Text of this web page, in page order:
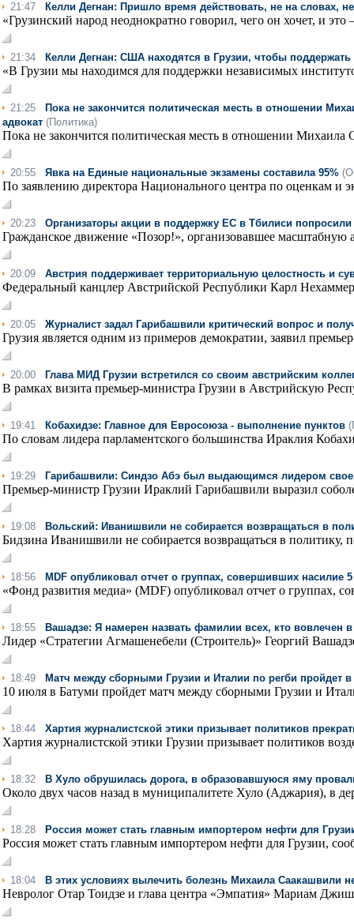
21:47 Келли Дегнан: Пришло время действовать, не на словах,
«Грузинский народ неоднократно говорил, чего он хочет, и
21:34 Келли Дегнан: США находятся в Грузии, чтобы
«В Грузии мы находимся для поддержки независимых
21:25
Пока не закончится политическая месть в отношении
адвокат (Политика)
Пока не закончится политическая месть в отношении Михаила
20:55 Явка на Единые национальные экзамены составила 95%
По заявлению директора Национального центра по оценкам и
20:23 Организаторы акции в поддержку ЕС в Тбилиси
Гражданское движение «Позор!», организовавшее
20:09 Австрия поддерживает территориальную целостность и
Федеральный канцлер Австрийской Республики Карл
20:05 Журналист задал Гарибашвили критический вопрос и
Грузия является одним из примеров демократии, заявил
20:00 Глава МИД Грузии встретился со своим австрийским
В рамках визита премьер-министра Грузии в Австрийскую
19:41 Кобахидзе: Главное для Евросоюза - выполнение пунктов
По словам лидера парламентского большинства Ираклия
19:29 Гарибашвили: Синдзо Абэ был выдающимся лидером
Премьер-министр Грузии Ираклий Гарибашвили выразил
19:08 Вольский: Иванишвили не собирается возвращаться в
Бидзина Иванишвили не собирается возвращаться в политику,
18:56 MDF опубликовал отчет о группах, совершивших насилие
«Фонд развития медиа» (MDF) опубликовал отчет о группах,
18:55 Вашадзе: Я намерен назвать фамилии всех, кто вовлечен
Лидер «Стратегии Агмашенебели (Строитель)» Георгий
18:49 Матч между сборными Грузии и Италии по регби пройдет
10 июля в Батуми пройдет матч между сборными Грузии и
18:44 Хартия журналистской этики призывает политиков
Хартия журналистской этики Грузии призывает политиков
18:32 В Хуло обрушилась дорога, в образовавшуюся яму
Около двух часов назад в муниципалитете Хуло (Аджария), в
18:28 Россия может стать главным импортером нефти для
Россия может стать главным импортером нефти для Грузии,
18:04 В этих условиях вылечить болезнь Михаила Саакашвили
Невролог Отар Тоидзе и глава центра «Эмпатия» Мариам